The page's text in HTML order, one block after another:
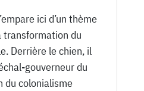
ici d’un thème
transformation du
Derrière le chien, il
gouverneur du
du colonialisme